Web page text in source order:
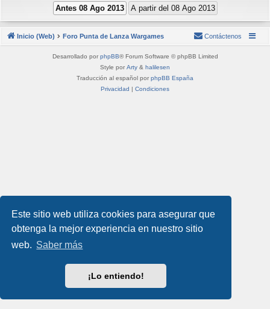
Este sitio web utiliza cookies para asegurar que
obtenga la mejor experiencia en nuestro sitio
web. Saber más
¡Lo entiendo!
Inicio (Web) Foro Punta de Lanza Wargames Contáctenos
Desarrollado por phpBB® Forum Software © phpBB Limited
Style por Arty & halilesen
Traducción al español por phpBB España
Privacidad | Condiciones